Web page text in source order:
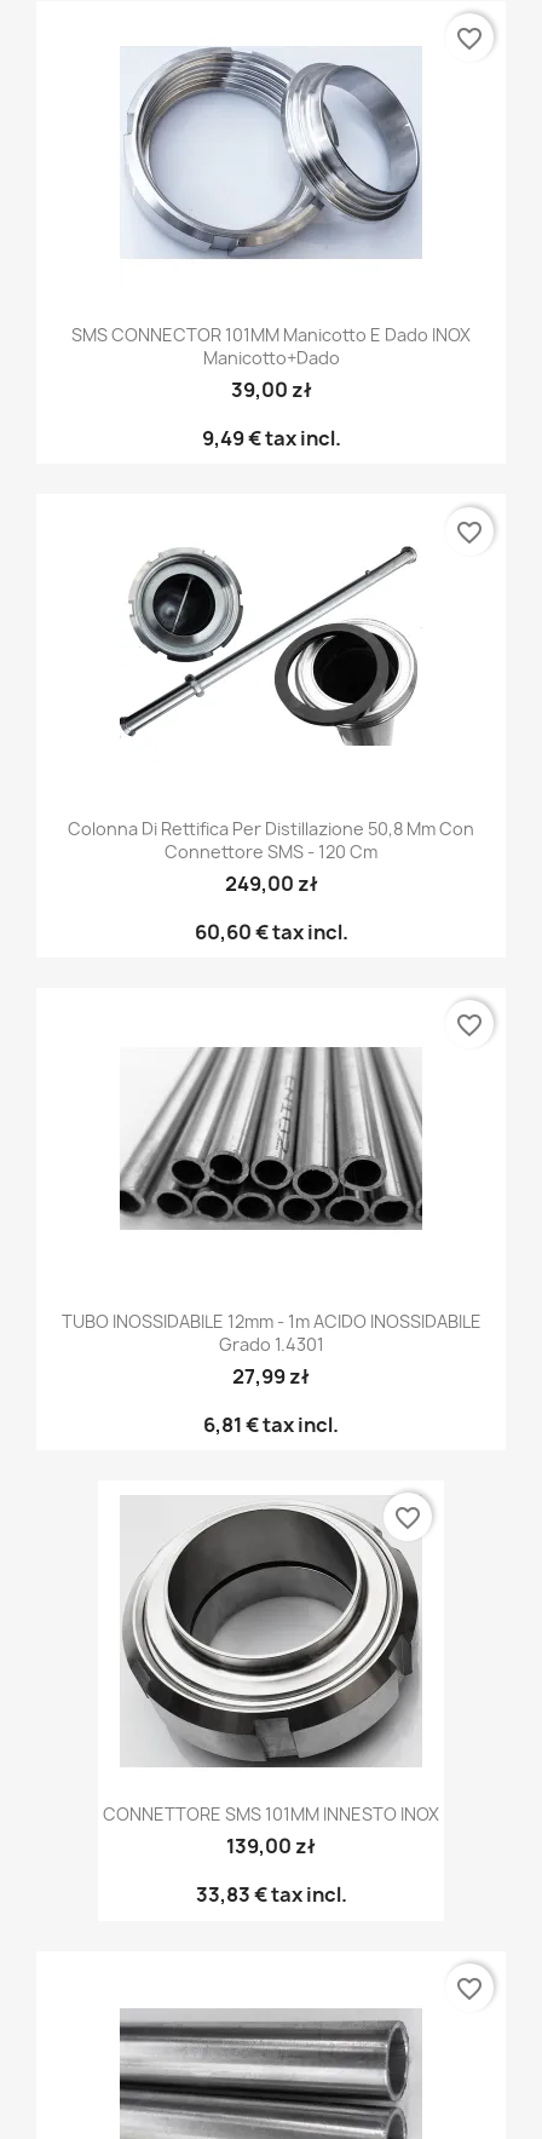
SMS CONNECTOR 101MM Manicotto E Dado INOX
Manicotto+dado
39,00 zł
9,49 €tax incl.
favorite_border
Colonna Di Rettifica Per Distillazione 50,8 Mm Con
Connettore SMS - 120 Cm
249,00 zł
60,60 €tax incl.
favorite_border
TUBO INOSSIDABILE 12mm - 1m ACIDO INOSSIDABILE
Grado 1.4301
27,99 zł
6,81 €tax incl.
favorite_border
CONNETTORE SMS 101MM INNESTO INOX
139,00 zł
33,83 €tax incl.
favorite_border
favorite_border